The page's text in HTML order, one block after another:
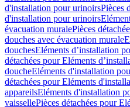
d'installation pour urinoirsPièces
d'installation pour urinoirs
évacuation muralePièces
douches avec évacuation murale
douchesEléments d’installation
détachées pour Eléments
doucheEléments d'installation
détachées pour Eléments
appareilsEléments d'installation
vaissellePièces détachées pour